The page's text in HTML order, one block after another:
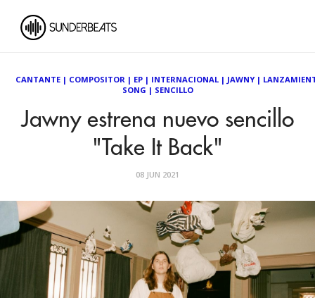
CANTANTE | COMPOSITOR | EP | INTERNACIONAL | JAWNY|
SONG | SENCILLO
Jawny estrena nuevo sencillo
"Take It Back"
08 JUN 2021